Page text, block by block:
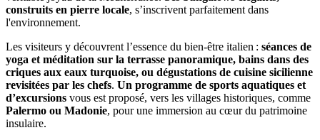
construits en pierre locale, s’inscrivent parfaitement dans
l'environnement.
Les visiteurs y découvrent l’essence du bien-être italien : séances de
yoga et méditation sur la terrasse panoramique, bains dans des
criques aux eaux turquoise, ou dégustations de cuisine sicilienne
revisitées par les chefs. Un programme de sports aquatiques et
d’excursions vous est proposé, vers les villages historiques, comme
Palermo ou Madonie, pour une immersion au cœur du patrimoine
insulaire.